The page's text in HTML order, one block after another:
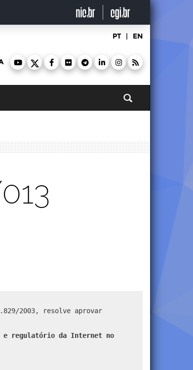
PT | EN
2003, resolve aprovar
e regulatório da Internet no